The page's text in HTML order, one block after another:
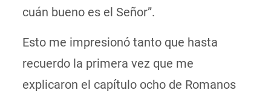
cuán bueno es el Señor”.
Esto me impresionó tanto que hasta
recuerdo la primera vez que me
explicaron el capítulo ocho de Romanos